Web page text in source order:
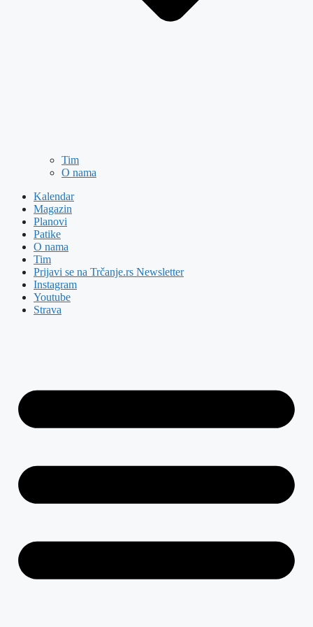
Tim
O nama
Kalendar
Magazin
Planovi
Patike
O nama
Tim
Prijavi se na Trčanje.rs Newsletter
Instagram
Youtube
Strava